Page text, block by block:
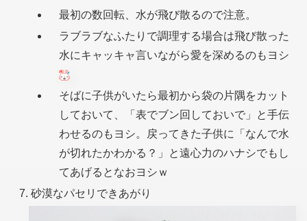
最初の数回転、水が飛び散るので注意。
ラブラブなふたりで調理する場合は飛び散った
水にキャッキャ言いながら愛を深めるのもヨシ
そばに子供がいたら最初から袋の片隅をカット
しておいて、「表でブン回しておいで」と手伝
わせるのもヨシ。戻ってきた子供に「なんで水
が切れたかわかる？」と遠心力のハナシでもし
てあげるとなおヨシｗ
砂漠なパセリできあがり